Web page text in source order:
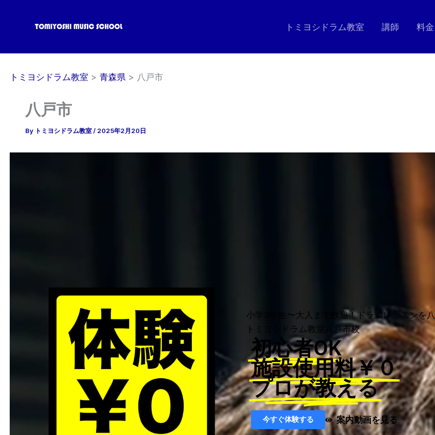
トミヨシドラム教室 講師 料金
トミヨシドラム教室 青森県 八戸市
八戸市
By トミヨシドラム教室/ 2025年2月20日
小学3年生〜大人まで歓迎！ドラムレッスンを
トミヨシドラム教室八戸市校
初心者OK
施設使用料￥０
プロが教える
今すぐ体験する 案内動画を見る